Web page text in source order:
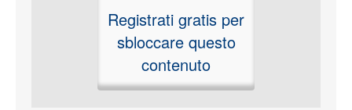
Registrati gratis per
sbloccare questo
contenuto